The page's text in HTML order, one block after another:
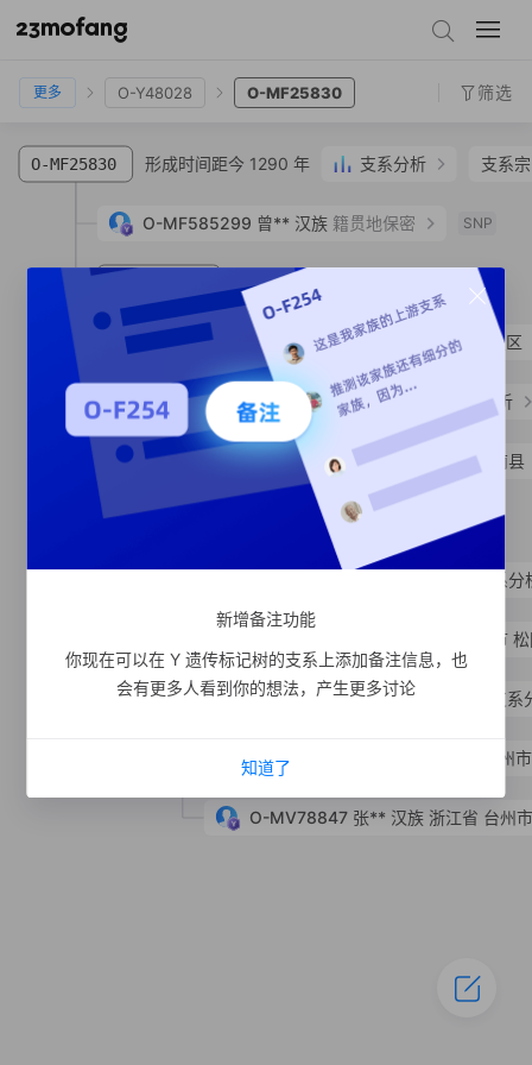
O-Y16478
更多 O-Y48028 O-MF25830 筛选
O-MF25830 形成时间距今 1290 年 支系分析 支系
O-MF585299 曾** 汉族 籍贯地保密 SNP
形成时间距今 1270 年
O-MF133916 形成时间距今 1270 年 支系分析
O-MF991274张**汉族福建省 龙岩市 永定区
O-MF991263张**汉族浙江省 温州市 苍南县
支系宗亲 1人
支系分
浙江省 丽水市
O-MV78846 形成时间距今 50 年 支
O-MFY1392 浙江省 台州
O-MV78847 张** 汉族 浙江省 台州
新增备注功能
你现在可以在 Y 遗传标记树的支系上添加备注信息，也
会有更多人看到你的想法，产生更多讨论
知道了